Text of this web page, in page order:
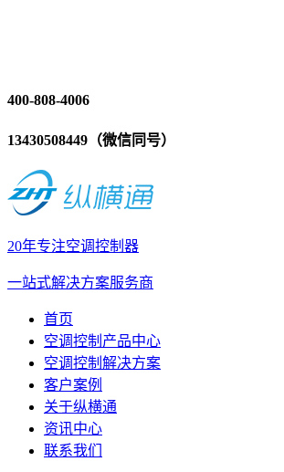
400-808-4006
13430508449（微信同号）
20年专注空调控制器
一站式解决方案服务商
首页
空调控制产品中心
空调控制解决方案
客户案例
关于纵横通
资讯中心
联系我们